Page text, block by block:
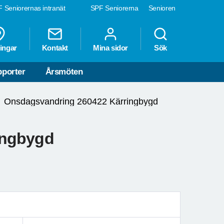
SPF Seniorerna Senioren
Seniorernas intranät
Kontakt Mina sidor Sök
Årsmöten
Onsdagsvandring 260422 Kärringbygd